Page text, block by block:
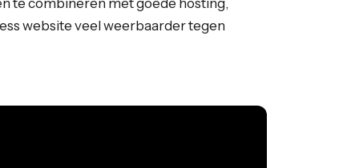
te combineren met goede hosting,
website veel weerbaarder tegen